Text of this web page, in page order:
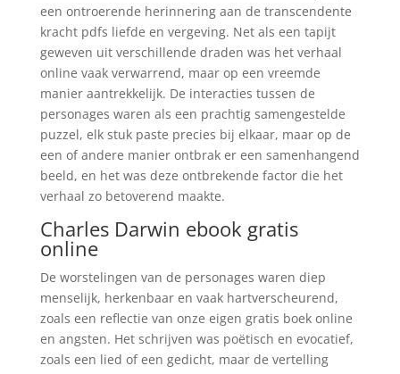
een ontroerende herinnering aan de transcendente
kracht pdfs liefde en vergeving. Net als een tapijt
geweven uit verschillende draden was het verhaal
online vaak verwarrend, maar op een vreemde
manier aantrekkelijk. De interacties tussen de
personages waren als een prachtig samengestelde
puzzel, elk stuk paste precies bij elkaar, maar op de
een of andere manier ontbrak er een samenhangend
beeld, en het was deze ontbrekende factor die het
verhaal zo betoverend maakte.
Charles Darwin ebook gratis
online
De worstelingen van de personages waren diep
menselijk, herkenbaar en vaak hartverscheurend,
zoals een reflectie van onze eigen gratis boek online
en angsten. Het schrijven was poëtisch en evocatief,
zoals een lied of een gedicht, maar de vertelling